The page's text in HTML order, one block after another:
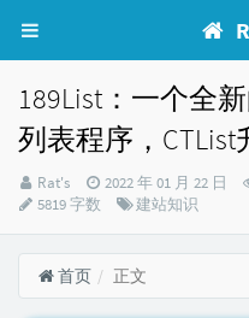
189List：一个全
列表程序，CTList
博
主：
Rat's
发
布
2022 年 01 月 22 日
5819 字数
分
建站知识
首页 正文